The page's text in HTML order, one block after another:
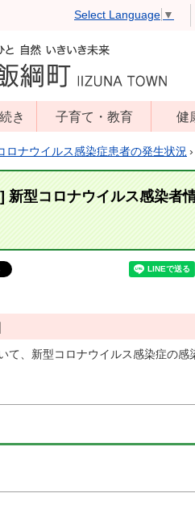
Select Language ▼
き
・
子育て・教育
年齢別子育て情
子育て支援
児童クラブ
ティスクール
健
児
高
介
保
健康
ロナウイルス感染症患者の発生状況 ›
新型コロナウイルス感染者
て、新型コロナウイルス感染症の感